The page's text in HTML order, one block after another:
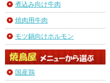
煮込み向け牛肉
焼肉用牛肉
モツ鍋向けホルモン
国産鶏